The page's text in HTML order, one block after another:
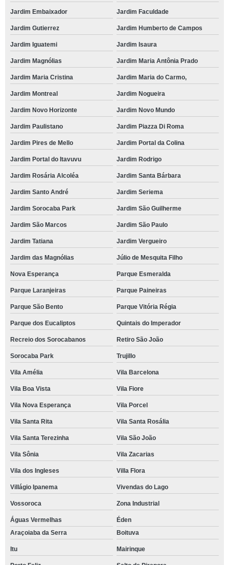
Jardim Embaixador Jardim Faculdade
Jardim Gutierrez Jardim Humberto de Campos
Jardim Iguatemi Jardim Isaura
Jardim Magnólias Jardim Maria Antônia Prado
Jardim Maria Cristina Jardim Maria do Carmo,
Jardim Montreal Jardim Nogueira
Jardim Novo Horizonte Jardim Novo Mundo
Jardim Paulistano Jardim Piazza Di Roma
Jardim Pires de Mello Jardim Portal da Colina
Jardim Portal do Itavuvu Jardim Rodrigo
Jardim Rosária Alcoléa Jardim Santa Bárbara
Jardim Santo André Jardim Seriema
Jardim Sorocaba Park Jardim São Guilherme
Jardim São Marcos Jardim São Paulo
Jardim Tatiana Jardim Vergueiro
Jardim das Magnólias Júlio de Mesquita Filho
Nova Esperança Parque Esmeralda
Parque Laranjeiras Parque Paineiras
Parque São Bento Parque Vitória Régia
Parque dos Eucaliptos Quintais do Imperador
Recreio dos Sorocabanos Retiro São João
Sorocaba Park Trujillo
Vila Amélia Vila Barcelona
Vila Boa Vista Vila Fiore
Vila Nova Esperança Vila Porcel
Vila Santa Rita Vila Santa Rosália
Vila Santa Terezinha Vila São João
Vila Sônia Vila Zacarias
Vila dos Ingleses Villa Flora
Villágio Ipanema Vivendas do Lago
Vossoroca Zona Industrial
Águas Vermelhas
Éden
Araçoiaba da Serra
Boituva
Itu Mairinque